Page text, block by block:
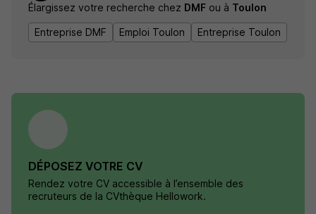
Élargissez votre recherche chez DMF ou à Toulon
Entreprise DMF Emploi Toulon Entreprise Toulon
DÉPOSEZ VOTRE CV
Rendez votre CV accessible à l’ensemble des
recruteurs de la CVthèque Hellowork.